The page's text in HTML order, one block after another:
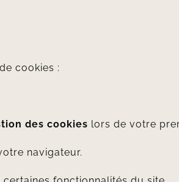
cookies :
des cookies lors de votre
navigateur.